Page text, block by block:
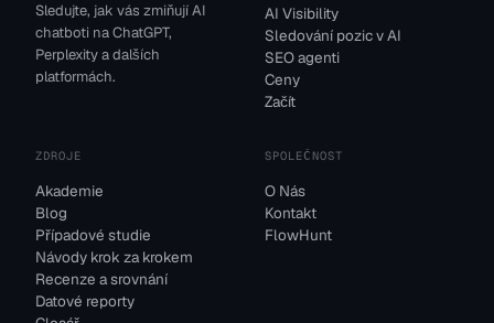
Sledujte, jak vás zmiňují AI
chatboti na ChatGPT,
Perplexity a dalších
platformách.
AI Visibility
Sledování pozic v AI
SEO agenti
Ceny
Začít
ZDROJE
Akademie
Blog
Případové studie
Návody krok za krokem
Recenze a srovnání
Datové reporty
SPOLEČNOST
O Nás
Kontakt
FlowHunt